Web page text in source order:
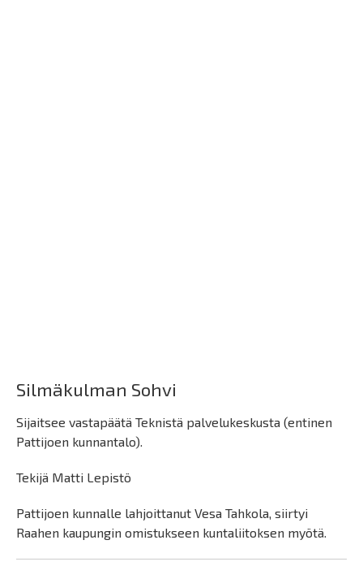
Silmäkulman Sohvi
Sijaitsee vastapäätä Teknistä palvelukeskusta (entinen
Pattijoen kunnantalo).
Tekijä Matti Lepistö
Pattijoen kunnalle lahjoittanut Vesa Tahkola, siirtyi
Raahen kaupungin omistukseen kuntaliitoksen myötä.